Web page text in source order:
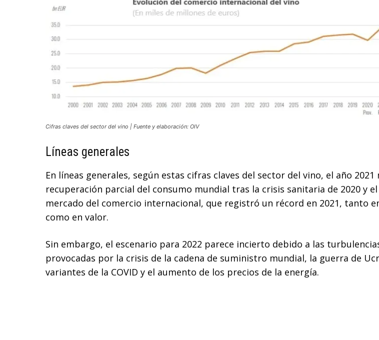
Cifras claves del sector del vino | Fuente y elaboración: OIV
Líneas generales
En líneas generales, según estas cifras claves del sector del vino, el año 2021
recuperación parcial del consumo mundial tras la crisis sanitaria de 2020 y
mercado del comercio internacional, que registró un récord en 2021, tanto
como en valor.
Sin embargo, el escenario para 2022 parece incierto debido a las
provocadas por la crisis de la cadena de suministro mundial, la guerra de
variantes de la COVID y el aumento de los precios de la energía.